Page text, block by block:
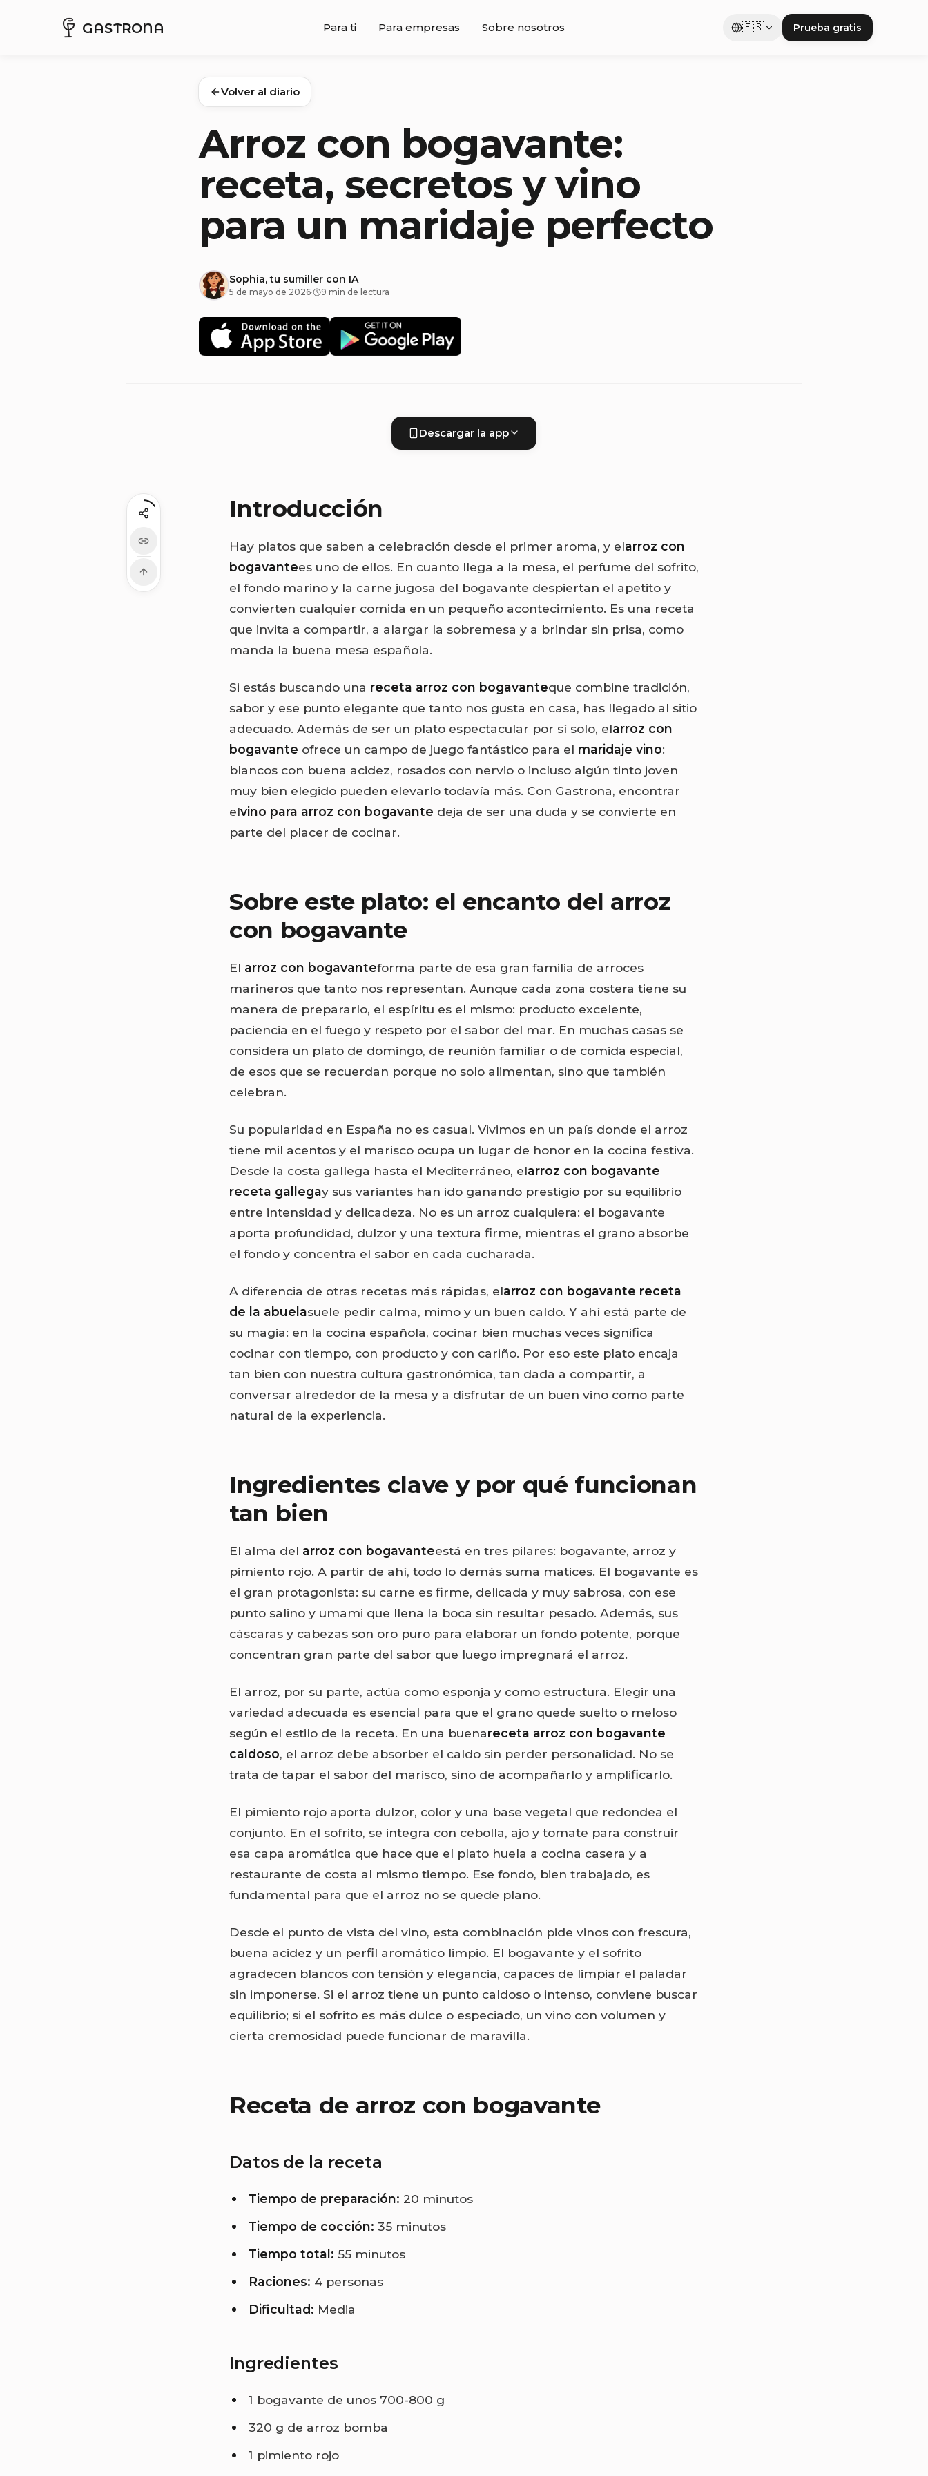
GASTRONA Para ti Para empresas Sobre nosotros 🇪🇸 Prueba gratis
Volver al diario
Arroz con bogavante:
receta, secretos y vino
para un maridaje perfecto
Sophia, tu sumiller con IA
5 de mayo de 2026· 9 min de lectura
Descargar la app
Introducción
Hay platos que saben a celebración desde el primer aroma, y elarroz con
bogavantees uno de ellos. En cuanto llega a la mesa, el perfume del sofrito,
el fondo marino y la carne jugosa del bogavante despiertan el apetito y
convierten cualquier comida en un pequeño acontecimiento. Es una receta
que invita a compartir, a alargar la sobremesa y a brindar sin prisa, como
manda la buena mesa española.
Si estás buscando una receta arroz con bogavanteque combine tradición,
sabor y ese punto elegante que tanto nos gusta en casa, has llegado al sitio
adecuado. Además de ser un plato espectacular por sí solo, elarroz con
bogavante ofrece un campo de juego fantástico para el maridaje vino:
blancos con buena acidez, rosados con nervio o incluso algún tinto joven
muy bien elegido pueden elevarlo todavía más. Con Gastrona, encontrar
elvino para arroz con bogavante deja de ser una duda y se convierte en
parte del placer de cocinar.
Sobre este plato: el encanto del arroz
con bogavante
El arroz con bogavanteforma parte de esa gran familia de arroces
marineros que tanto nos representan. Aunque cada zona costera tiene su
manera de prepararlo, el espíritu es el mismo: producto excelente,
paciencia en el fuego y respeto por el sabor del mar. En muchas casas se
considera un plato de domingo, de reunión familiar o de comida especial,
de esos que se recuerdan porque no solo alimentan, sino que también
celebran.
Su popularidad en España no es casual. Vivimos en un país donde el arroz
tiene mil acentos y el marisco ocupa un lugar de honor en la cocina festiva.
Desde la costa gallega hasta el Mediterráneo, elarroz con bogavante
receta gallegay sus variantes han ido ganando prestigio por su equilibrio
entre intensidad y delicadeza. No es un arroz cualquiera: el bogavante
aporta profundidad, dulzor y una textura firme, mientras el grano absorbe
el fondo y concentra el sabor en cada cucharada.
A diferencia de otras recetas más rápidas, elarroz con bogavante receta
de la abuelasuele pedir calma, mimo y un buen caldo. Y ahí está parte de
su magia: en la cocina española, cocinar bien muchas veces significa
cocinar con tiempo, con producto y con cariño. Por eso este plato encaja
tan bien con nuestra cultura gastronómica, tan dada a compartir, a
conversar alrededor de la mesa y a disfrutar de un buen vino como parte
natural de la experiencia.
Ingredientes clave y por qué funcionan
tan bien
El alma del arroz con bogavanteestá en tres pilares: bogavante, arroz y
pimiento rojo. A partir de ahí, todo lo demás suma matices. El bogavante es
el gran protagonista: su carne es firme, delicada y muy sabrosa, con ese
punto salino y umami que llena la boca sin resultar pesado. Además, sus
cáscaras y cabezas son oro puro para elaborar un fondo potente, porque
concentran gran parte del sabor que luego impregnará el arroz.
El arroz, por su parte, actúa como esponja y como estructura. Elegir una
variedad adecuada es esencial para que el grano quede suelto o meloso
según el estilo de la receta. En una buenareceta arroz con bogavante
caldoso, el arroz debe absorber el caldo sin perder personalidad. No se
trata de tapar el sabor del marisco, sino de acompañarlo y amplificarlo.
El pimiento rojo aporta dulzor, color y una base vegetal que redondea el
conjunto. En el sofrito, se integra con cebolla, ajo y tomate para construir
esa capa aromática que hace que el plato huela a cocina casera y a
restaurante de costa al mismo tiempo. Ese fondo, bien trabajado, es
fundamental para que el arroz no se quede plano.
Desde el punto de vista del vino, esta combinación pide vinos con frescura,
buena acidez y un perfil aromático limpio. El bogavante y el sofrito
agradecen blancos con tensión y elegancia, capaces de limpiar el paladar
sin imponerse. Si el arroz tiene un punto caldoso o intenso, conviene buscar
equilibrio; si el sofrito es más dulce o especiado, un vino con volumen y
cierta cremosidad puede funcionar de maravilla.
Receta de arroz con bogavante
Datos de la receta
Tiempo de preparación: 20 minutos
Tiempo de cocción: 35 minutos
Tiempo total: 55 minutos
Raciones: 4 personas
Dificultad: Media
Ingredientes
1 bogavante de unos 700-800 g
320 g de arroz bomba
1 pimiento rojo